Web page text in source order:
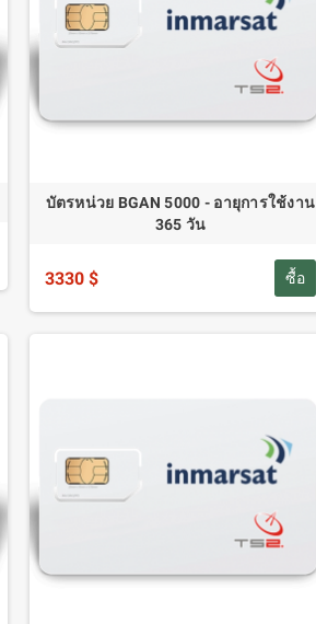
บัตรหน่วย BGAN 5000 - อายุการใช้งาน
365 วัน
3330 $ ซื้อ